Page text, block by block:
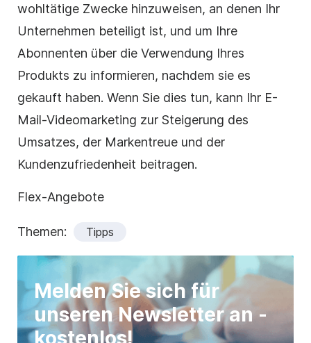
wohltätige Zwecke hinzuweisen, an denen Ihr
Unternehmen beteiligt ist, und um Ihre
Abonnenten über die Verwendung Ihres
Produkts zu informieren, nachdem sie es
gekauft haben. Wenn Sie dies tun, kann Ihr E-
Mail-Videomarketing zur Steigerung des
Umsatzes, der Markentreue und der
Kundenzufriedenheit beitragen.
Flex-Angebote
Themen: Tipps
Melden Sie sich für
unseren Newsletter an -
kostenlos!